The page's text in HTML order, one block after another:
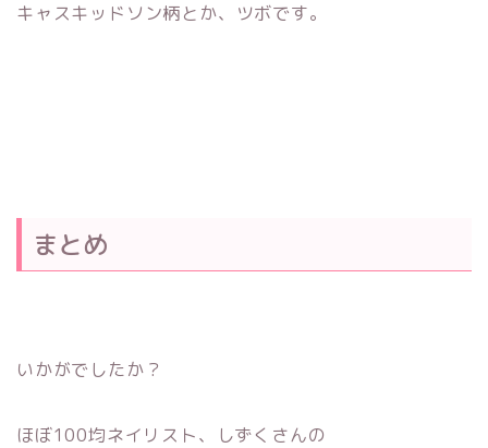
キャスキッドソン柄とか、ツボです。
まとめ
いかがでしたか？
ほぼ100均ネイリスト、しずくさんの